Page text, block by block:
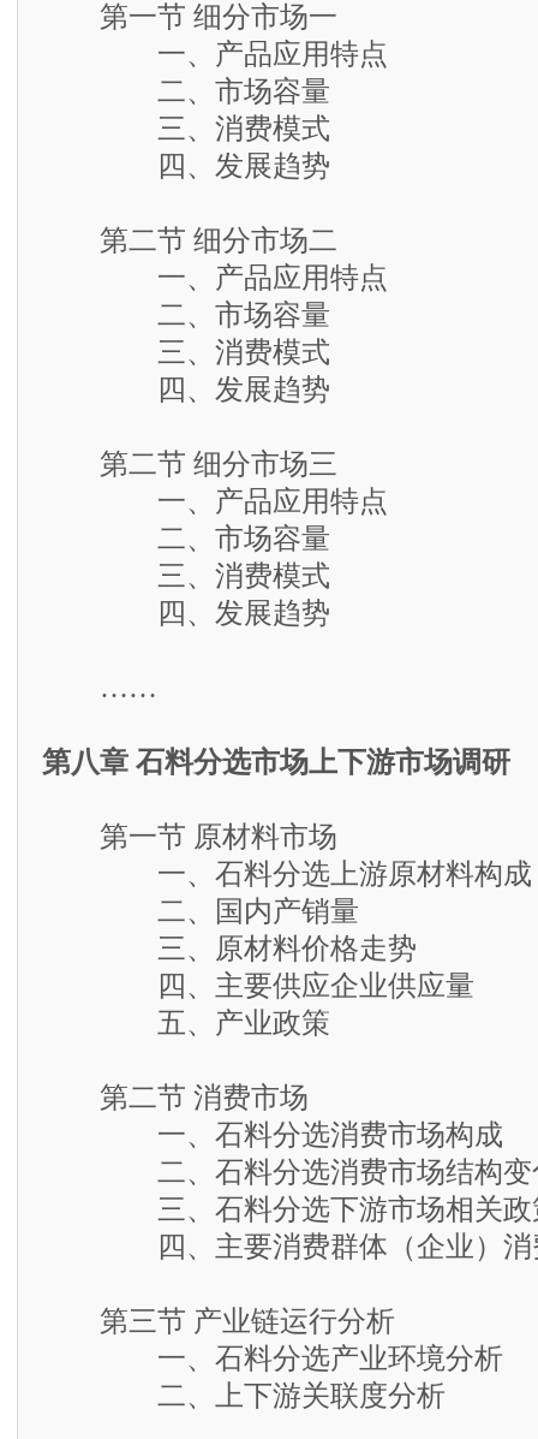
第一节 细分市场一
一、产品应用特点
二、市场容量
三、消费模式
四、发展趋势
第二节 细分市场二
一、产品应用特点
二、市场容量
三、消费模式
四、发展趋势
第二节 细分市场三
一、产品应用特点
二、市场容量
三、消费模式
四、发展趋势
……
第八章 石料分选市场上下游市场调研
第一节 原材料市场
一、石料分选上游原材料构成
二、国内产销量
三、原材料价格走势
四、主要供应企业供应量
五、产业政策
第二节 消费市场
一、石料分选消费市场构成
二、石料分选消费市场结构变
三、石料分选下游市场相关政
四、主要消费群体（企业）消
第三节 产业链运行分析
一、石料分选产业环境分析
二、上下游关联度分析